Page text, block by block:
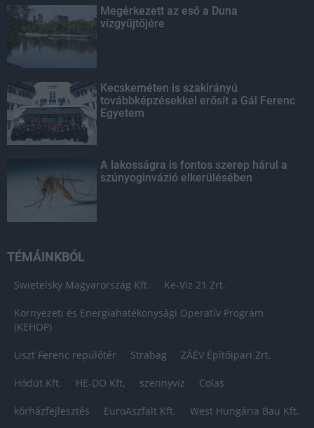
Megérkezett az eső a Duna
vízgyűjtőjére
Kecskeméten is szakirányú
továbbképzésekkel erősít a Gál Ferenc
Egyetem
A lakosságra is fontos szerep hárul a
szúnyoginvázió elkerülésében
TÉMÁINKBÓL
Swietelsky Magyarország Kft. Ke-Víz 21 Zrt.
Környezeti és Energiahatékonysági Operatív Program
(KEHOP)
Liszt Ferenc repülőtér Strabag ZÁÉV Építőipari Zrt.
Hódút Kft. HE-DO Kft. szennyvíz Colas
kórházfejlesztés EuroAszfalt Kft. West Hungária Bau Kft.